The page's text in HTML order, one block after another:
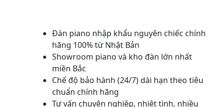
Đàn piano nhập khẩu nguyên chiếc chính
hãng 100% từ Nhật Bản
Showroom piano và kho đàn lớn nhất
miền Bắc
Chế độ bảo hành (24/7) dài hạn theo tiêu
chuẩn chính hãng
Tư vấn chuyên nghiệp, nhiệt tình, nhiều